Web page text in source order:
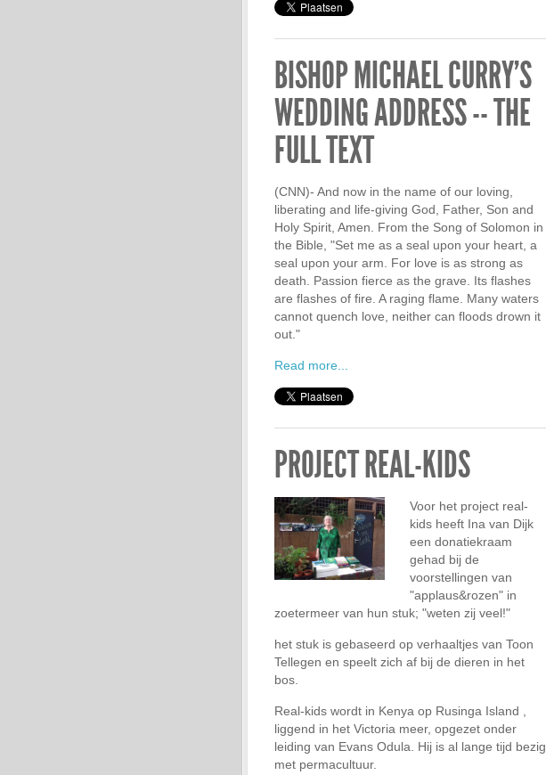
BISHOP MICHAEL CURRY'S
WEDDING ADDRESS -- THE
FULL TEXT
(CNN)- And now in the name of our loving,
liberating and life-giving God, Father, Son and
Holy Spirit, Amen. From the Song of Solomon in
the Bible, "Set me as a seal upon your heart, a
seal upon your arm. For love is as strong as
death. Passion fierce as the grave. Its flashes
are flashes of fire. A raging flame. Many waters
cannot quench love, neither can floods drown it
out."
Read more...
PROJECT REAL-KIDS
Voor het project real-
kids heeft Ina van Dijk
een donatiekraam
gehad bij de
voorstellingen van
"applaus&rozen" in
zoetermeer van hun stuk; "weten zij veel!"
het stuk is gebaseerd op verhaaltjes van Toon
Tellegen en speelt zich af bij de dieren in het
bos.
Real-kids wordt in Kenya op Rusinga Island ,
liggend in het Victoria meer, opgezet onder
leiding van Evans Odula. Hij is al lange tijd bezig
met permacultuur.